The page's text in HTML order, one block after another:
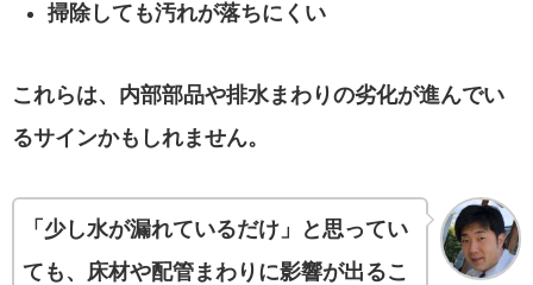
掃除しても汚れが落ちにくい
これらは、内部部品や排水まわりの劣化が進んでい
るサインかもしれません。
「少し水が漏れているだけ」と思ってい
ても、床材や配管まわりに影響が出るこ